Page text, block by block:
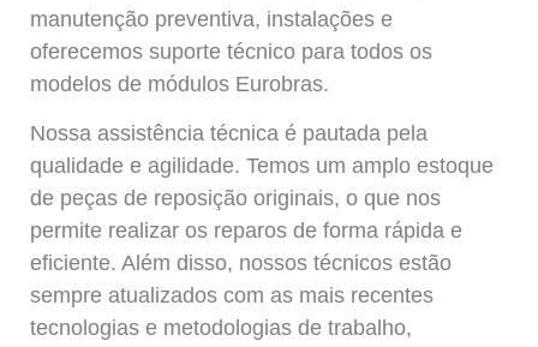
manutenção preventiva, instalações e
oferecemos suporte técnico para todos os
modelos de módulos Eurobras.
Nossa assistência técnica é pautada pela
qualidade e agilidade. Temos um amplo estoque
de peças de reposição originais, o que nos
permite realizar os reparos de forma rápida e
eficiente. Além disso, nossos técnicos estão
sempre atualizados com as mais recentes
tecnologias e metodologias de trabalho,